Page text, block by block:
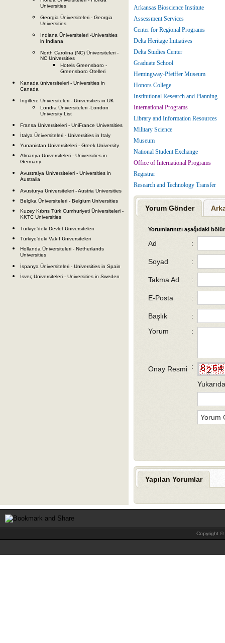
Universities
Georgia Üniversiteleri - Georgia
Universities
Indiana Üniversiteleri -Universities
in Indiana
North Carolina (NC) Üniversiteleri -
NC Universities
Hotels Greensboro -
Greensboro Otelleri
Kanada üniversiteleri - Universities in
Canada
İngiltere Üniversiteleri - Universities in UK
Londra Üniversiteleri -London
University List
Fransa Üniversiteleri - UniFrance Universities
İtalya Üniversiteleri - Universities in Italy
Yunanistan Üniversiteleri - Greek University
Almanya Üniversiteleri - Universities in
Germany
Avustralya Üniversiteleri - Universities in
Australia
Avusturya Üniversiteleri - Austria Universities
Belçika Üniversiteleri - Belgium Universities
Kuzey Kıbrıs Türk Cumhuriyeti Üniversiteleri -
KKTC Universities
Türkiye'deki Devlet Üniversiteleri
Türkiye'deki Vakıf Üniversiteleri
Hollanda Üniversiteleri - Netherlands
Universities
İspanya Üniversiteleri - Universities in Spain
İsveç Üniversiteleri - Universities in Sweden
Arkansas Bioscience Institute
Assessment Services
Center for Regional Programs
Delta Heritage Initiatives
Delta Studies Center
Graduate School
Hemingway-Pfeiffer Museum
Honors College
Institutional Research and Planning
International Programs
Library and Information Resources
Military Science
Museum
National Student Exchange
Office of International Programs
Registrar
Research and Technology Transfer
Yorum Gönder
Yorumlarınızı aşağıdaki
Ad :
Soyad :
Takma Ad :
E-Posta :
Başlık
:
Yorum
:
Onay Resmi :
Yapılan Yorumlar
Copyright ©